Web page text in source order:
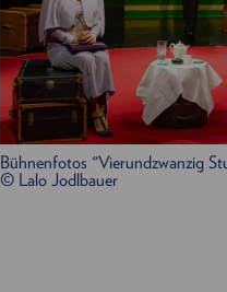
Bühnenfotos "Vierundzwanzig
© Lalo Jodlbauer